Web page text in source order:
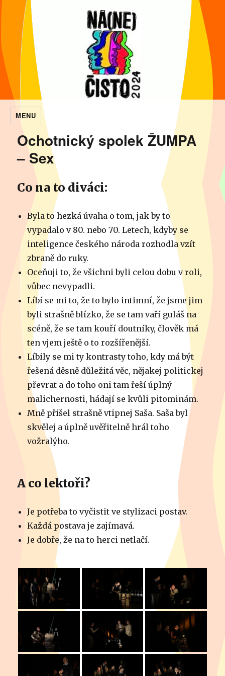
MENU
NaNečisto
Ochotnický spolek ŽUMPA
– Sex
Co na to diváci:
Byla to hezká úvaha o tom, jak by to
vypadalo v 80. nebo 70. Letech, kdyby se
inteligence českého národa rozhodla vzít
zbraně do ruky.
Oceňuji to, že všichni byli celou dobu v roli,
vůbec nevypadli.
Líbí se mi to, že to bylo intimní, že jsme jim
byli strašně blízko, že se tam vaří guláš na
scéně, že se tam kouří doutníky, člověk má
ten vjem ještě o to rozšířenější.
Líbily se mi ty kontrasty toho, kdy má být
řešená děsně důležitá věc, nějakej politickej
převrat a do toho oni tam řeší úplný
malichernosti, hádají se kvůli pitominám.
Mně přišel strašně vtipnej Saša. Saša byl
skvělej a úplně uvěřitelně hrál toho
vožralýho.
A co lektoři?
Je potřeba to vyčistit ve stylizaci postav.
Každá postava je zajímavá.
Je dobře, že na to herci netlačí.